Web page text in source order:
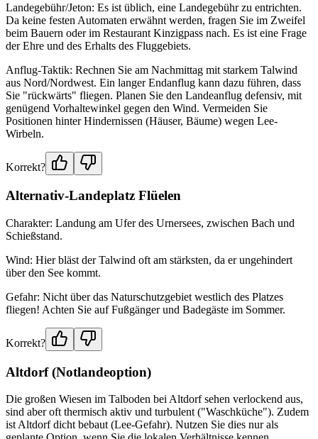
Landegebühr/Jeton: Es ist üblich, eine Landegebühr zu entrichten.
Da keine festen Automaten erwähnt werden, fragen Sie im Zweifel
beim Bauern oder im Restaurant Kinzigpass nach. Es ist eine Frage
der Ehre und des Erhalts des Fluggebiets.
Anflug-Taktik: Rechnen Sie am Nachmittag mit starkem Talwind
aus Nord/Nordwest. Ein langer Endanflug kann dazu führen, dass
Sie "rückwärts" fliegen. Planen Sie den Landeanflug defensiv, mit
genügend Vorhaltewinkel gegen den Wind. Vermeiden Sie
Positionen hinter Hindernissen (Häuser, Bäume) wegen Lee-
Wirbeln.
Korrekt?
Alternativ-Landeplatz Flüelen
Charakter: Landung am Ufer des Urnersees, zwischen Bach und
Schießstand.
Wind: Hier bläst der Talwind oft am stärksten, da er ungehindert
über den See kommt.
Gefahr: Nicht über das Naturschutzgebiet westlich des Platzes
fliegen! Achten Sie auf Fußgänger und Badegäste im Sommer.
Korrekt?
Altdorf (Notlandeoption)
Die großen Wiesen im Talboden bei Altdorf sehen verlockend aus,
sind aber oft thermisch aktiv und turbulent ("Waschküche"). Zudem
ist Altdorf dicht bebaut (Lee-Gefahr). Nutzen Sie dies nur als